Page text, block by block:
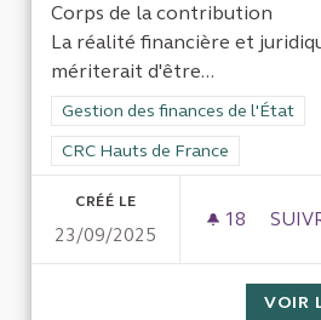
Corps de la contribution
La réalité financière et
mériterait d'être...
Filtrer les résultats de la
Gestion des finances de l'État
Filtrer les résultats pour le
CRC Hauts de France
CRÉÉ LE
23/09/2025
18 18
VOIR